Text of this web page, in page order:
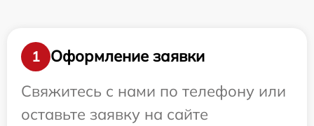
1
Оформление заявки
Свяжитесь с нами по телефону или
оставьте заявку на сайте